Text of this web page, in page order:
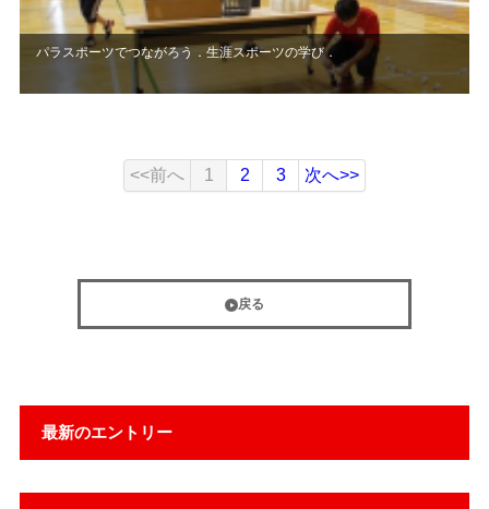
最新のエントリー
パラスポーツでつながろう．生涯スポーツの学び．
<<前へ 1 2 3 次へ>>
戻る